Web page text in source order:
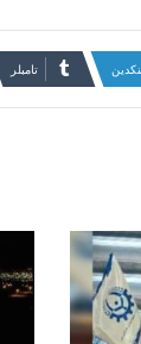
‫تامبلر